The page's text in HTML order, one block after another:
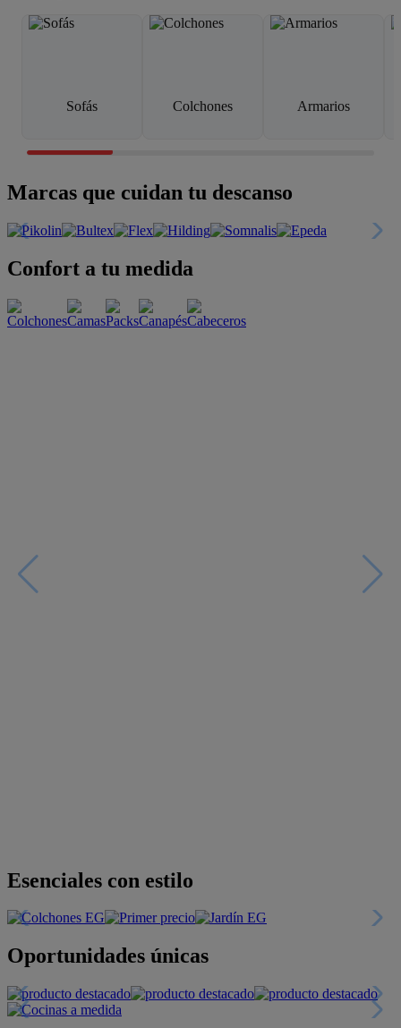
Sofás Colchones Armarios
Marcas que cuidan tu descanso
Confort a tu medida
Descuentos y más
+INFO
+INFO